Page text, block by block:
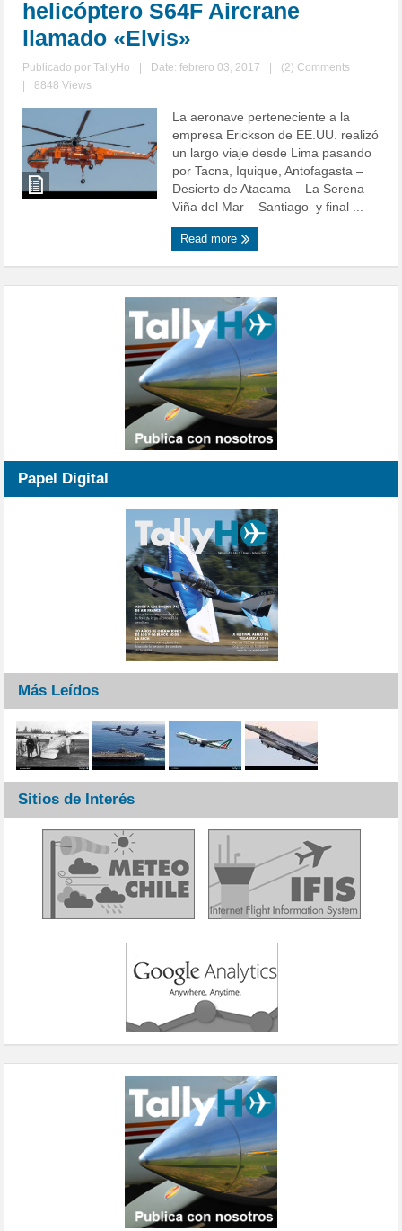
helicóptero S64F Aircrane
llamado «Elvis»
Publicado porTallyHo Date: febrero 03, 2017
(2) Comments
8848 Views
La aeronave perteneciente a la
empresa Erickson de EE.UU. realizó
un largo viaje desde Lima pasando
por Tacna, Iquique, Antofagasta –
Desierto de Atacama – La Serena –
Viña del Mar – Santiago y final ...
Read more
Papel Digital
Más Leídos
Sitios de Interés